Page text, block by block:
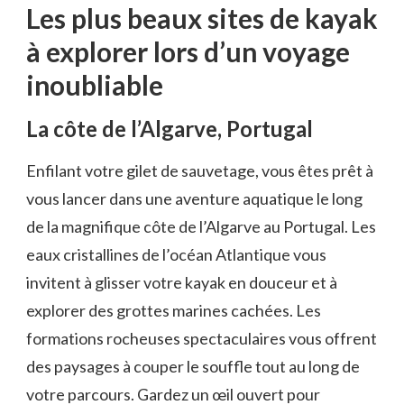
Les ⁣plus beaux sites‌ de kayak
à explorer lors​ d’un voyage
inoubliable
La côte ⁣de l’Algarve, Portugal
Enfilant votre gilet de sauvetage, vous êtes prêt à
vous lancer dans une aventure aquatique ‍le long‌
de la magnifique côte de l’Algarve au Portugal. Les
eaux cristallines de l’océan Atlantique vous
invitent à glisser votre kayak en douceur et à
explorer des grottes marines cachées. Les
formations rocheuses spectaculaires vous ⁣offrent
des paysages à couper⁤ le souffle tout au long de‍
votre parcours. Gardez un ​œil ouvert pour